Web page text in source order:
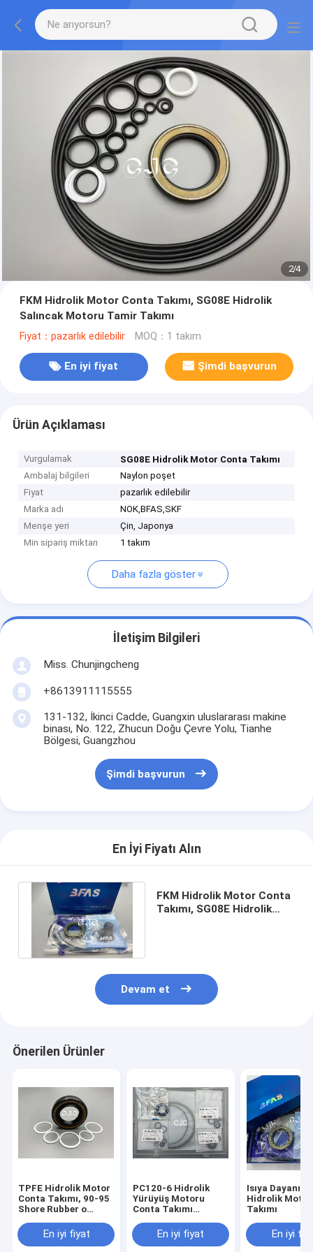
2/4
FKM Hidrolik Motor Conta Takımı, SG08E Hidrolik
Salıncak Motoru Tamir Takımı
Fiyat：pazarlık edilebilir MOQ：1 takım
En iyi fiyat Şimdi başvurun
Ürün Açıklaması
Vurgulamak
SG08E Hidrolik Motor Conta Takımı
Ambalaj bilgileri
Naylon poşet
Fiyat
pazarlık edilebilir
Marka adı
NOK,BFAS,SKF
Menşe yeri
Çin, Japonya
Min sipariş miktarı
1 takım
Daha fazla göster
İletişim Bilgileri
Miss. Chunjingcheng
+8613911115555
131-132, İkinci Cadde, Guangxin uluslararası makine
binası, No. 122, Zhucun Doğu Çevre Yolu, Tianhe
Bölgesi, Guangzhou
Şimdi başvurun
En İyi Fiyatı Alın
FKM Hidrolik Motor Conta
Takımı, SG08E Hidrolik
Devam et
Önerilen Ürünler
TPFE Hidrolik Motor
Conta Takımı, 90-95
Shore Rubber o
En iyi fiyat
PC120-6 Hidrolik
Yürüyüş Motoru
Conta Takımı
Motoru Takımı
En iyi fiyat
Isıya Dayanıklı
Hidrolik
Takımı
En iyi